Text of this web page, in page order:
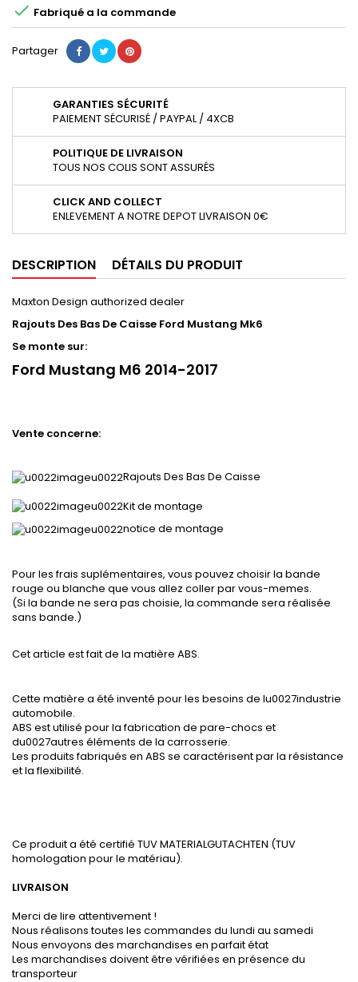
 Fabriqué a la commande
Partager
GARANTIES SÉCURITÉ
PAIEMENT SÉCURISÉ / PAYPAL / 4XCB
POLITIQUE DE LIVRAISON
TOUS NOS COLIS SONT ASSURÉS
CLICK AND COLLECT
ENLEVEMENT A NOTRE DEPOT LIVRAISON 0€
DESCRIPTION DÉTAILS DU PRODUIT
Maxton Design authorized dealer
Rajouts Des Bas De Caisse Ford Mustang Mk6
Se monte sur:
Ford Mustang M6 2014-2017
Vente concerne:
Rajouts Des Bas De Caisse
Kit de montage
notice de montage
Pour les frais suplémentaires, vous pouvez choisir la bande
rouge ou blanche que vous allez coller par vous-memes.
(Si la bande ne sera pas choisie, la commande sera réalisée
sans bande.)
Cet article est fait de la matière ABS.
Cette matière a été inventé pour les besoins de lu0027industrie
automobile.
ABS est utilisé pour la fabrication de pare-chocs et
du0027autres éléments de la carrosserie.
Les produits fabriqués en ABS se caractérisent par la résistance
et la flexibilité.
Ce produit a été certifié TUV MATERIALGUTACHTEN (TUV
homologation pour le matériau).
LIVRAISON
Merci de lire attentivement !
Nous réalisons toutes les commandes du lundi au samedi
Nous envoyons des marchandises en parfait état
Les marchandises doivent être vérifiées en présence du
transporteur